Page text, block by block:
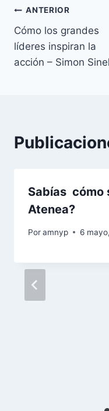
Navegación
de
entradas
ANTERIOR
Cómo los grandes
líderes inspiran la
acción – Simon
Sabías cómo
Atenea?
Poramnyp 6